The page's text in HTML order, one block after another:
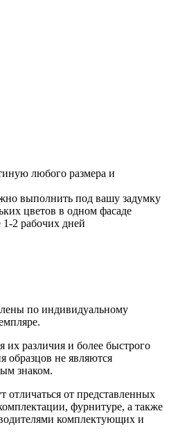
любого размера и
выполнить под вашу задумку
цветов в одном фасаде
1-2 рабочих дней
по индивидуальному
различия и более быстрого
образцов не являются
знаком.
отличаться от представленных
фурнитуре, а также
комплектующих и